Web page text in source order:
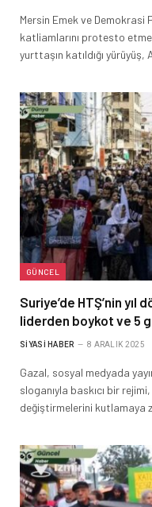
Mersin Emek ve Demokrasi
katliamlarını protesto
yurttaşın katıldığı
GÜNCEL
Suriye’de HTŞ’nin yıl
liderden boykot ve 5
SIYASI HABER 8 ARALIK 2025
Gazal, sosyal medyada
sloganıyla baskıcı bir
değiştirmelerini kutlamaya